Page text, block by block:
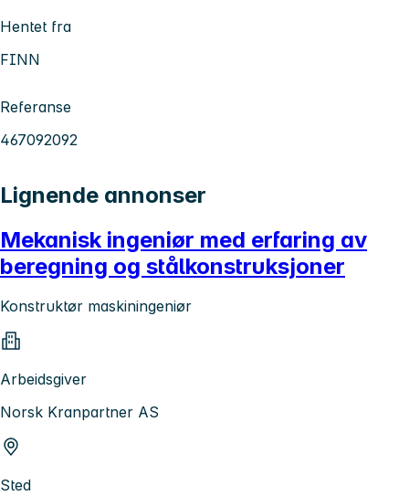
Hentet fra
FINN
Referanse
467092092
Lignende annonser
Mekanisk ingeniør med erfaring av
beregning og stålkonstruksjoner
Konstruktør maskiningeniør
Arbeidsgiver
Norsk Kranpartner AS
Sted